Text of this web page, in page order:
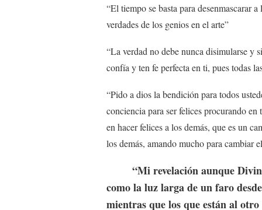
“El tiempo se basta para desenmascarar
verdades de los genios en el arte”
“La verdad no debe nunca disimularse y
confía y ten fe perfecta en ti, pues todas
“Pido a dios la bendición para todos
conciencia para ser felices procurando
en hacer felices a los demás, que es un
los demás, amando mucho para cambiar
“Mi revelación aunque
como la luz larga de un faro
mientras que los que están al